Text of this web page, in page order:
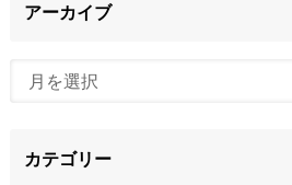
アーカイブ
カテゴリー